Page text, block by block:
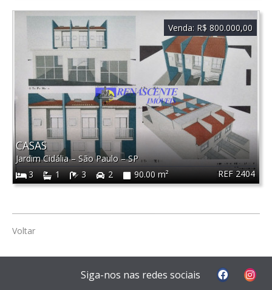
REF 2404
CASAS
Jardim Cidália–São Paulo–SP
3
1 3 2 90.00 m²
Venda: R$ 800.000,00
Voltar
Siga-nos nas redes sociais